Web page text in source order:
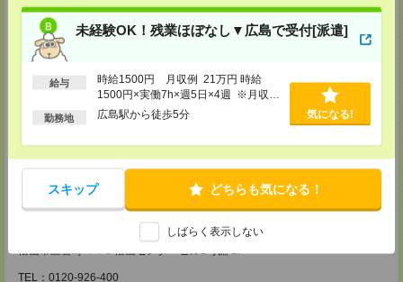
未経験OK！残業ほぼなし▼広島で受付[派遣]
給与
時給1500円 月収例 21万円 時給
1500円×実働7h×週5日×4週 ※月収例
を保証するものではありません。※給
勤務地 広島駅から徒歩5分 気になる!
スキップ どちらも気になる！
しばらく表示しない
・スキルチェック
・お仕事のご紹介
登録場所
CS広島支店
広島県広島市中区袋町 3-17 シシンヨービル 11F
TEL：0120-921-943
CS高松支店
TEL：0120-829-575
担当：採用担当
松山市三番町 4-4-6 松山センタービル2号館 2F
TEL：0120-926-400